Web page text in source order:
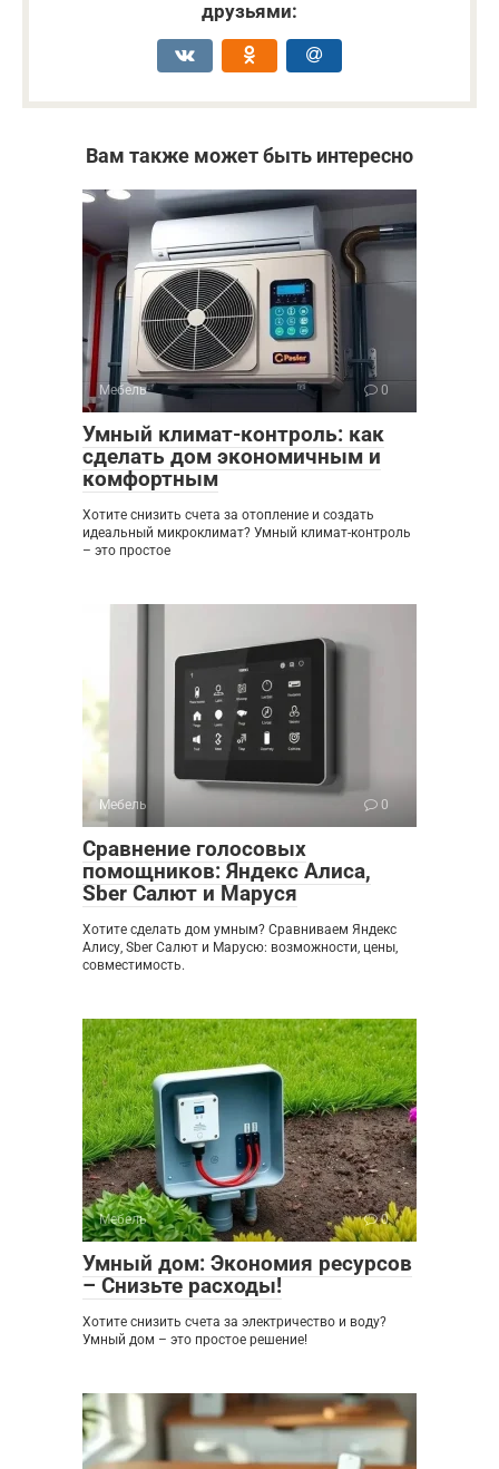
друзьями:
Вам также может быть интересно
Мебель 0
Умный климат-контроль: как
сделать дом экономичным и
комфортным
Хотите снизить счета за отопление и создать
идеальный микроклимат? Умный климат-контроль
– это простое
Мебель 0
Сравнение голосовых
помощников: Яндекс Алиса,
Sber Салют и Маруся
Хотите сделать дом умным? Сравниваем Яндекс
Алису, Sber Салют и Марусю: возможности, цены,
совместимость.
Мебель 0
Умный дом: Экономия ресурсов
– Снизьте расходы!
Хотите снизить счета за электричество и воду?
Умный дом – это простое решение!